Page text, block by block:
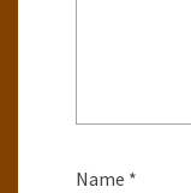
Name *